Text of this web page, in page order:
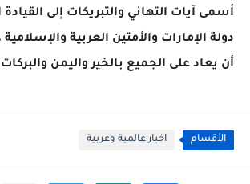
أسمى آيات التهاني والتبريكات إلى
دولة الإمارات والأمتين العربية
أن يعاد على الجميع بالخير واليمن
الأقسام اخبار عالمية وعربية